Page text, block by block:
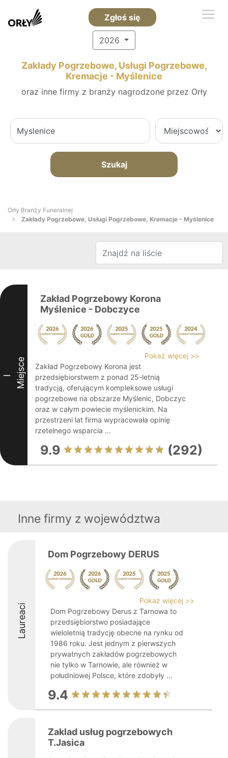
Zgłoś się
2026
Zakłady Pogrzebowe, Usługi Pogrzebowe,
Kremacje - Myślenice
oraz inne firmy z branży nagrodzone przez Orły
Szukaj
Orły Branży Funeralnej
Zakłady Pogrzebowe, Usługi Pogrzebowe, Kremacje - Myślenice
I Miejsce
Zakład Pogrzebowy Korona
Myślenice - Dobczyce
Pokaż więcej >>
Zakład Pogrzebowy Korona jest
przedsiębiorstwem z ponad 25-letnią
tradycją, oferującym kompleksowe usługi
pogrzebowe na obszarze Myślenic, Dobczyc
oraz w całym powiecie myślenickim. Na
przestrzeni lat firma wypracowała opinię
rzetelnego wsparcia ...
9.9 (292)
Inne firmy z województwa
Laureaci
Dom Pogrzebowy DERUS
Pokaż więcej >>
Dom Pogrzebowy Derus z Tarnowa to
przedsiębiorstwo posiadające
wieloletnią tradycję obecne na rynku od
1986 roku. Jest jednym z pierwszych
prywatnych zakładów pogrzebowych
nie tylko w Tarnowie, ale również w
południowej Polsce, które zdobyły ...
9.4
Zaklad usług pogrzebowych
T.Jasica